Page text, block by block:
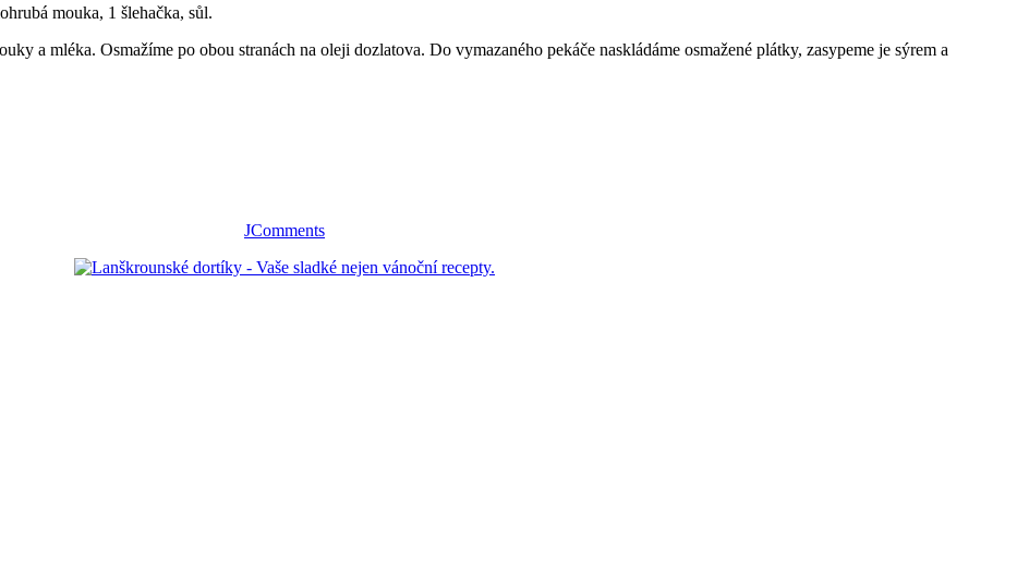
mouka, 1 šlehačka, sůl.
a mléka. Osmažíme po obou stranách na oleji dozlatova. Do vymazaného pekáče naskládáme osmažené plátky, zasypeme je sýrem a
JComments